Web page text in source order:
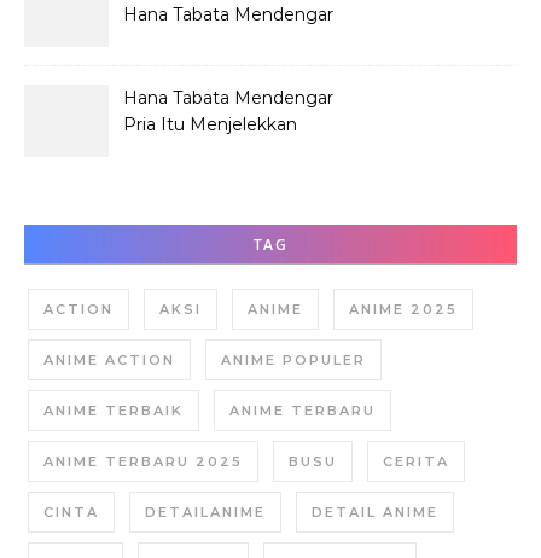
Hana Tabata Mendengar
Hana Tabata Mendengar
Pria Itu Menjelekkan
TAG
ACTION AKSI ANIME ANIME 2025
ANIME ACTION ANIME POPULER
ANIME TERBAIK ANIME TERBARU
ANIME TERBARU 2025 BUSU CERITA
CINTA DETAILANIME DETAIL ANIME